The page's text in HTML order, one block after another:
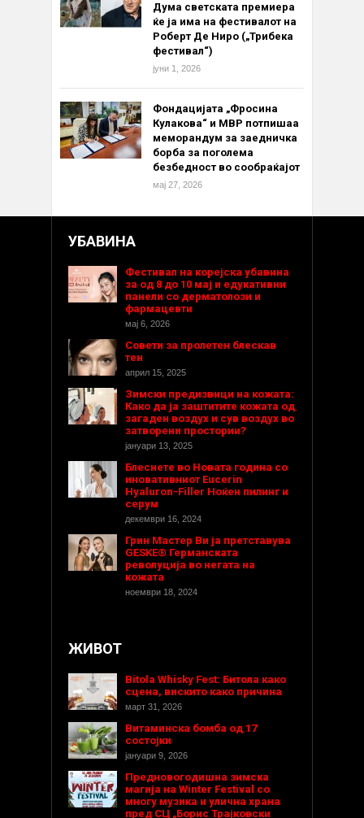
Дума светската премиера
ќе ја има на фестивалот на
Роберт Де Ниро („Трибека
фестивал“)
јуни 1, 2026
Фондацијата „Фросина
Кулакова“ и МВР потпишаа
меморандум за заедничка
борба за поголема
безбедност во сообраќајот
мај 27, 2026
УБАВИНА
Фестивал на корејска убавина
за од 8 до 10 мај и едукативни
панели со дерматолози и
фармацевти
мај 6, 2026
Совети за пролетен блескав
тен
април 15, 2025
Зимски предизвици на кожата:
Како да ја заштитите кожата од
загаден воздух и сув воздух во
затворени простории?
јануари 13, 2025
Блеснете во Новата година со
иновативниот Eucerin
Hyaluron-Filler Ноќен пилинг и
серум
декември 16, 2024
Грин Мастер Ви ја претставува
GESKE® Германската
револуција во негата на
кожата
ноември 18, 2024
ЖИВОТ
Bitola Whisky Fest: Битола како
сцена, вискито како причина
март 31, 2026
Витаминска бомба од 17
состојки
јануари 9, 2026
Предновогодишнa зимска
магија на Winter Festival со
многу музика и улична храна
пред СЦ „Борис Трајковски